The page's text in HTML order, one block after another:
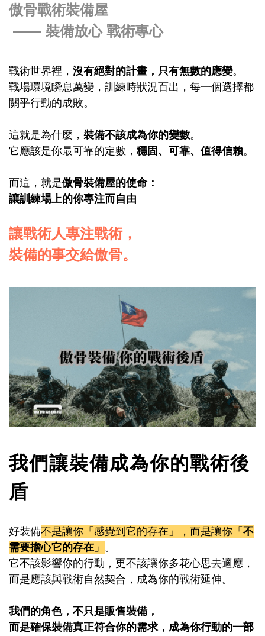
傲骨戰術裝備屋
—— 裝備放心 戰術專心
戰術世界裡， 沒有絕對的計畫，只有無數的應變。
戰場環境瞬息萬變，訓練時狀況百出，每一個選擇都
關乎行動的成敗。
這就是為什麼， 裝備不該成為你的變數。
它應該是你最可靠的定數， 穩固、可靠、值得信賴。
而這，就是傲骨裝備屋的使命：
讓訓練場上的你專注而自由
讓戰術人專注戰術，
裝備的事交給傲骨。
我們讓裝備成為你的戰術後
盾
好裝備不是讓你「感覺到它的存在」，而是讓你「 不
需要擔心它的存在 」 。
它不該影響你的行動，更不該讓你多花心思去適應，
而是應該與戰術自然契合，成為你的戰術延伸。
我們的角色，不只是販售裝備，
而是確保裝備真正符合你的需求，成為你行動的一部